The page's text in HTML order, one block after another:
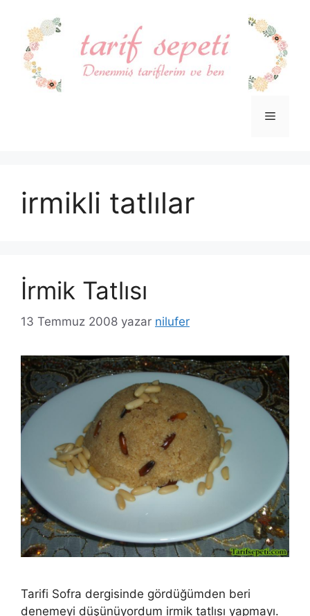
Menü
irmikli tatlılar
İrmik Tatlısı
13 Temmuz 2008 yazar nilufer
Tarifi Sofra dergisinde gördüğümden beri
denemeyi düşünüyordum irmik tatlısı yapmayı.